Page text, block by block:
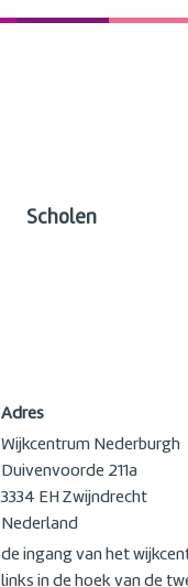
Scholen
Adres
Wijkcentrum Nederburgh
Duivenvoorde 211a
3334 EH Zwijndrecht
Nederland
de ingang van het
links in de hoek van de